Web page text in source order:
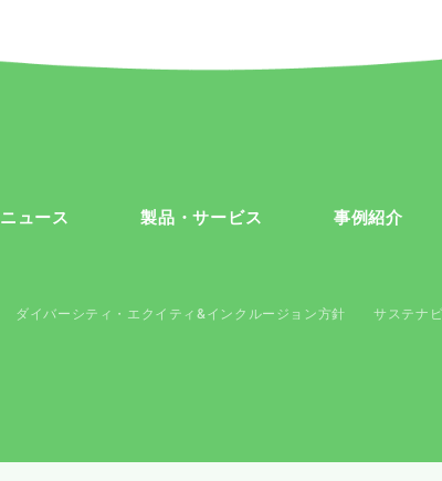
ニュース 製品・サービス 事例紹介
ダイバーシティ・エクイティ&インクルージョン方針 サステナ